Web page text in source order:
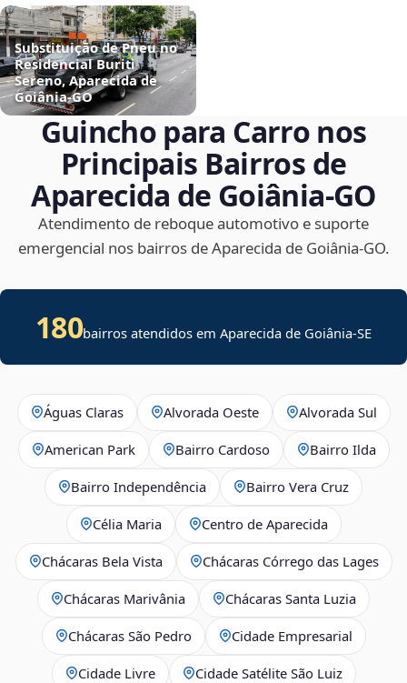
Substituição de Pneu no
Residencial Buriti
Sereno, Aparecida de
Goiânia‑GO
Guincho para Carro nos
Principais Bairros de
Aparecida de Goiânia‑GO
Atendimento de reboque automotivo e suporte
emergencial nos bairros de Aparecida de Goiânia‑GO.
180bairros atendidos emAparecida de Goiânia-SE
Águas Claras Alvorada Oeste Alvorada Sul
American Park Bairro Cardoso Bairro Ilda
Bairro Independência Bairro Vera Cruz
Célia Maria Centro de Aparecida
Chácaras Bela Vista Chácaras Córrego das Lages
Chácaras Marivânia Chácaras Santa Luzia
Chácaras São Pedro Cidade Empresarial
Cidade Livre Cidade Satélite São Luiz